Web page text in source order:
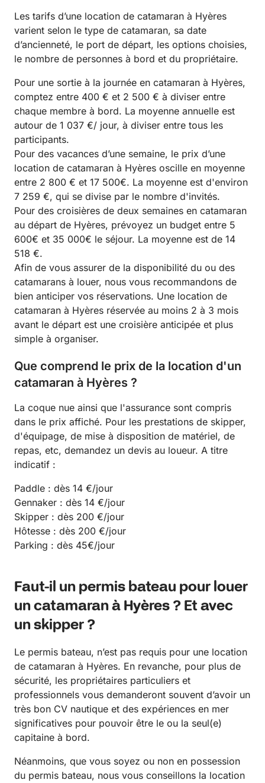
Les tarifs d’une location de catamaran à Hyères
varient selon le type de catamaran, sa date
d’ancienneté, le port de départ, les options choisies,
le nombre de personnes à bord et du propriétaire.
Pour une sortie à la journée en catamaran à Hyères,
comptez entre 400 € et 2 500 € à diviser entre
chaque membre à bord. La moyenne annuelle est
autour de 1 037 €/ jour, à diviser entre tous les
participants.
Pour des vacances d’une semaine, le prix d’une
location de catamaran à Hyères oscille en moyenne
entre 2 800 € et 17 500€. La moyenne est d'environ
7 259 €, qui se divise par le nombre d'invités.
Pour des croisières de deux semaines en catamaran
au départ de Hyères, prévoyez un budget entre 5
600€ et 35 000€ le séjour. La moyenne est de 14
518 €.
Afin de vous assurer de la disponibilité du ou des
catamarans à louer, nous vous recommandons de
bien anticiper vos réservations. Une location de
catamaran à Hyères réservée au moins 2 à 3 mois
avant le départ est une croisière anticipée et plus
simple à organiser.
Que comprend le prix de la location d'un
catamaran à Hyères ?
La coque nue ainsi que l'assurance sont compris
dans le prix affiché. Pour les prestations de skipper,
d'équipage, de mise à disposition de matériel, de
repas, etc, demandez un devis au loueur. A titre
indicatif :
Paddle : dès 14 €/jour
Gennaker : dès 14 €/jour
Skipper : dès 200 €/jour
Hôtesse : dès 200 €/jour
Parking : dès 45€/jour
Faut-il un permis bateau pour louer
un catamaran à Hyères ? Et avec
un skipper ?
Le permis bateau, n’est pas requis pour une location
de catamaran à Hyères. En revanche, pour plus de
sécurité, les propriétaires particuliers et
professionnels vous demanderont souvent d’avoir un
très bon CV nautique et des expériences en mer
significatives pour pouvoir être le ou la seul(e)
capitaine à bord.
Néanmoins, que vous soyez ou non en possession
du permis bateau, nous vous conseillons la location